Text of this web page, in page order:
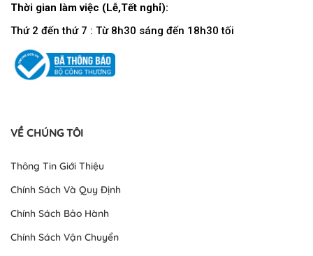
Thời gian làm việc (Lễ,Tết nghỉ):
Thứ 2 đến thứ 7 : Từ 8h30 sáng đến 18h30 tối
VỀ CHÚNG TÔI
Thông Tin Giới Thiệu
Chính Sách Và Quy Định
Chính Sách Bảo Hành
Chính Sách Vận Chuyển